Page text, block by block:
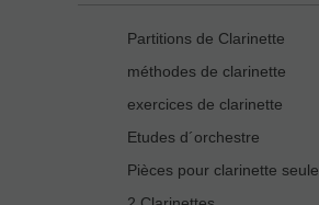
Partitions de Clarinette
méthodes de clarinette
exercices de clarinette
Etudes d´orchestre
Pièces pour clarinette seule